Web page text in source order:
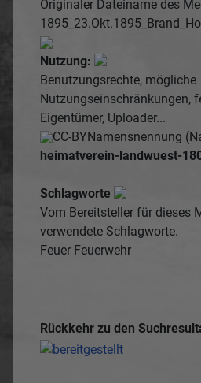
Originaler Dateiname des
Nutzung:
Benutzungsrechte, mögliche
Nutzungseinschränkungen,
Eigentümer, Uploader...
CC-BYNamensnennung
heimatverein-landwuest-
Schlagworte
Vom Bereitsteller für dieses
verwendete Schlagworte.
Feuer Feuerwehr
Rückkehr zu den